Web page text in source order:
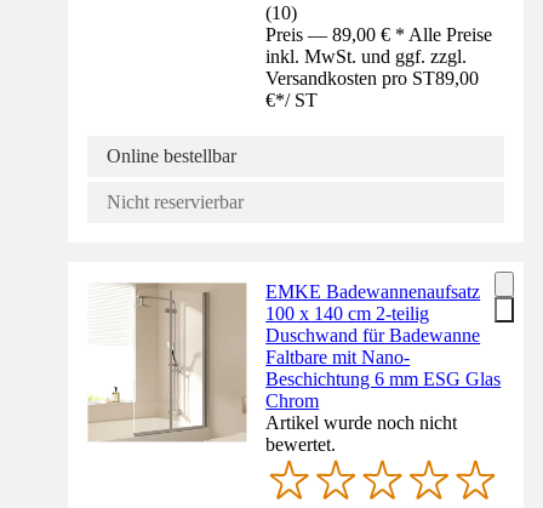
(10)
Preis — 89,00 € * Alle Preise
inkl. MwSt. und ggf. zzgl.
Versandkosten pro ST89,00
€*/ ST
Online bestellbar
Nicht reservierbar
EMKE Badewannenaufsatz
100 x 140 cm 2-teilig
Duschwand für Badewanne
Faltbare mit Nano-
Beschichtung 6 mm ESG Glas
Chrom
Artikel wurde noch nicht
bewertet.